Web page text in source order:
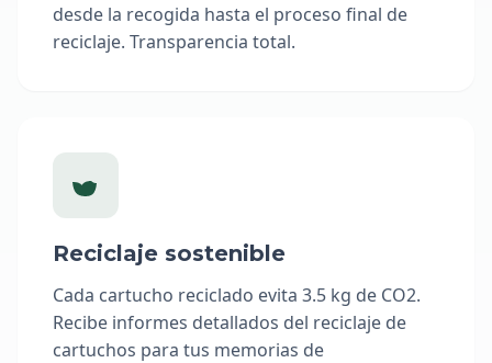
desde la recogida hasta el proceso final de
reciclaje. Transparencia total.
Reciclaje sostenible
Cada cartucho reciclado evita 3.5 kg de CO2.
Recibe informes detallados del reciclaje de
cartuchos para tus memorias de